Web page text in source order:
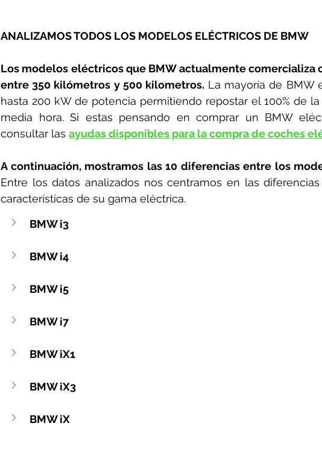
ANALIZAMOS TODOS LOS MODELOS ELÉCTRICOS DE BMW
Los modelos eléctricos que BMW actualmente comercializa
entre 350 kilómetros y 500 kilometros. La mayoría de BMW
hasta 200 kW de potencia permitiendo repostar el 100% de
media hora. Si estas pensando en comprar un BMW
consultar las ayudas disponibles para la compra de coches
A continuación, mostramos las 10 diferencias entre los
Entre los datos analizados nos centramos en las
características de su gama eléctrica.
BMW i3
BMW i4
BMW i5
BMW i7
BMW iX1
BMW iX3
BMW iX